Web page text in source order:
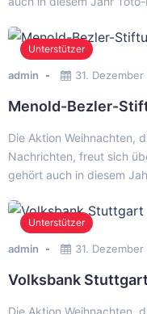
Unterstützer
admin 31.
Menold-Bezler-
Die Aktion Weihnachten,
Nachrichten, freut sich
gehört auch in diesem
Unterstützer
admin 31.
Volksbank
Die Aktion Weihnachten,